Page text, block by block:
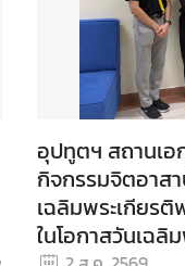
อุปทูตฯ สถานเ
กิจกรรมจิตอาส
เฉลิมพระเกียรติ
ในโอกาสวันเฉ